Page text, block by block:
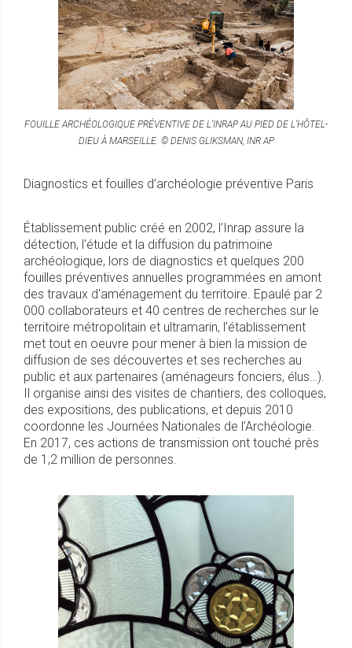
FOUILLE ARCHÉOLOGIQUE PRÉVENTIVE DE L’INRAP AU PIED DE L’HÔTEL-
DIEU À MARSEILLE. © DENIS GLIKSMAN, INR AP
Diagnostics et fouilles d’archéologie préventive Paris
Établissement public créé en 2002, l’Inrap assure la
détection, l'étude et la diffusion du patrimoine
archéologique, lors de diagnostics et quelques 200
fouilles préventives annuelles programmées en amont
des travaux d'aménagement du territoire. Epaulé par 2
000 collaborateurs et 40 centres de recherches sur le
territoire métropolitain et ultramarin, l’établissement
met tout en oeuvre pour mener à bien la mission de
diffusion de ses découvertes et ses recherches au
public et aux partenaires (aménageurs fonciers, élus…).
Il organise ainsi des visites de chantiers, des colloques,
des expositions, des publications, et depuis 2010
coordonne les Journées Nationales de l’Archéologie.
En 2017, ces actions de transmission ont touché près
de 1,2 million de personnes.